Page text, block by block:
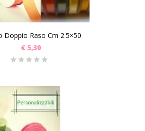
Doppio Raso Cm 2.5×50
€ 5,30